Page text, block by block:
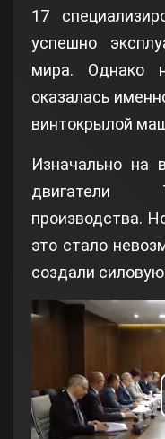
17
успешно
мира. Однако
оказалась
винтокрылой
Изначально на
двигатели
производства.
это стало
создали